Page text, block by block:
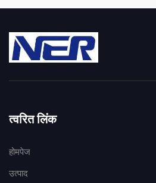
त्वरित लिंक
होमपेज
उत्पाद